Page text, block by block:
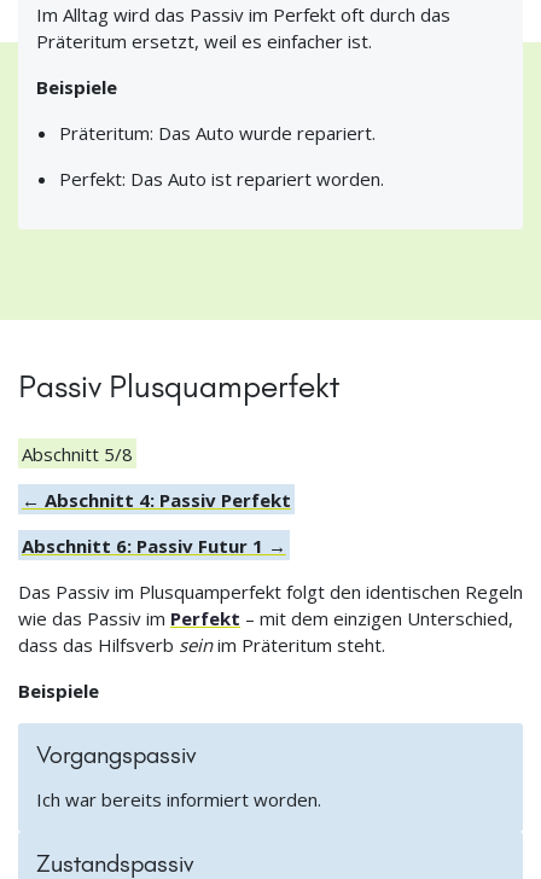
Im Alltag wird das Passiv im Perfekt oft durch das
Präteritum ersetzt, weil es einfacher ist.
Beispiele
Präteritum: Das Auto wurde repariert.
Perfekt: Das Auto ist repariert worden.
Passiv Plusquamperfekt
Abschnitt 5/8
← Abschnitt 4: Passiv Perfekt
Abschnitt 6: Passiv Futur 1 →
Das Passiv im Plusquamperfekt folgt den identischen Regeln
wie das Passiv im Perfekt – mit dem einzigen Unterschied,
dass das Hilfsverb seinim Präteritum steht.
Beispiele
Vorgangspassiv
Ich war bereits informiert worden.
Zustandspassiv